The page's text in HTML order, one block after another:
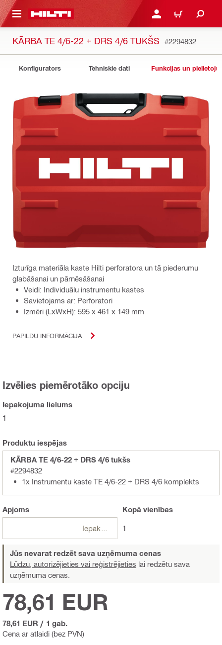
SATURU PIESLĒGTIES VAI
IEPIRKŠANĀS
KĀRBA TE 4/6-22 + DRS 4/6 TUKŠS #2294832
Konfigurators Tehniskie dati Funkcijas un
Izturīga materiāla kaste Hilti perforatora un tā piederumu
glabāšanai un pārnēsāšanai
Veidi: Individuālu instrumentu kastes
Savietojams ar: Perforatori
Izmēri (LxWxH): 595 x 461 x 149 mm
PAPILDU INFORMĀCIJA
Izvēlies piemērotāko opciju
Iepakojuma lielums
1
Produktu iespējas
KĀRBA TE 4/6-22 + DRS 4/6 tukšs
#2294832
1x Instrumentu kaste TE 4/6-22 + DRS 4/6 komplekts
Apjoms Kopā vienības
1
Jūs nevarat redzēt sava uzņēmuma cenas
Lūdzu, autorizējieties vai reģistrējieties lai redzētu sava
uzņēmuma cenas.
Cena ar atlaidi (bez PVN)
78,61 EUR
78,61 EUR / 1 gab.